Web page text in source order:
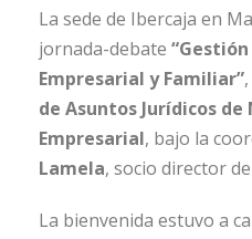
La sede de Ibercaja en
jornada-debate
Empresarial y Familiar”
de Asuntos Jurídicos de
Empresarial, bajo la
Lamela, socio director de
La bienvenida estuvo a